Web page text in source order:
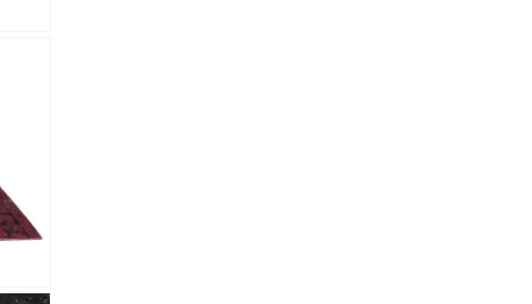
la información